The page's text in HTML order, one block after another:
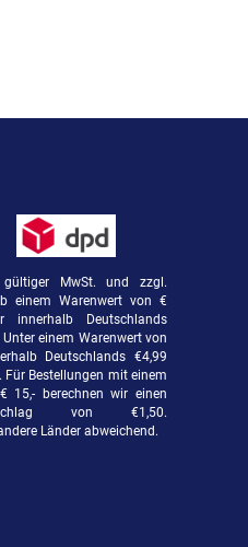
MwSt. und zzgl.
einem Warenwert von €
innerhalb Deutschlands
einem Warenwert von
Deutschlands €4,99
Für Bestellungen mit einem
15,- berechnen wir einen
von €1,50.
Länder abweichend.